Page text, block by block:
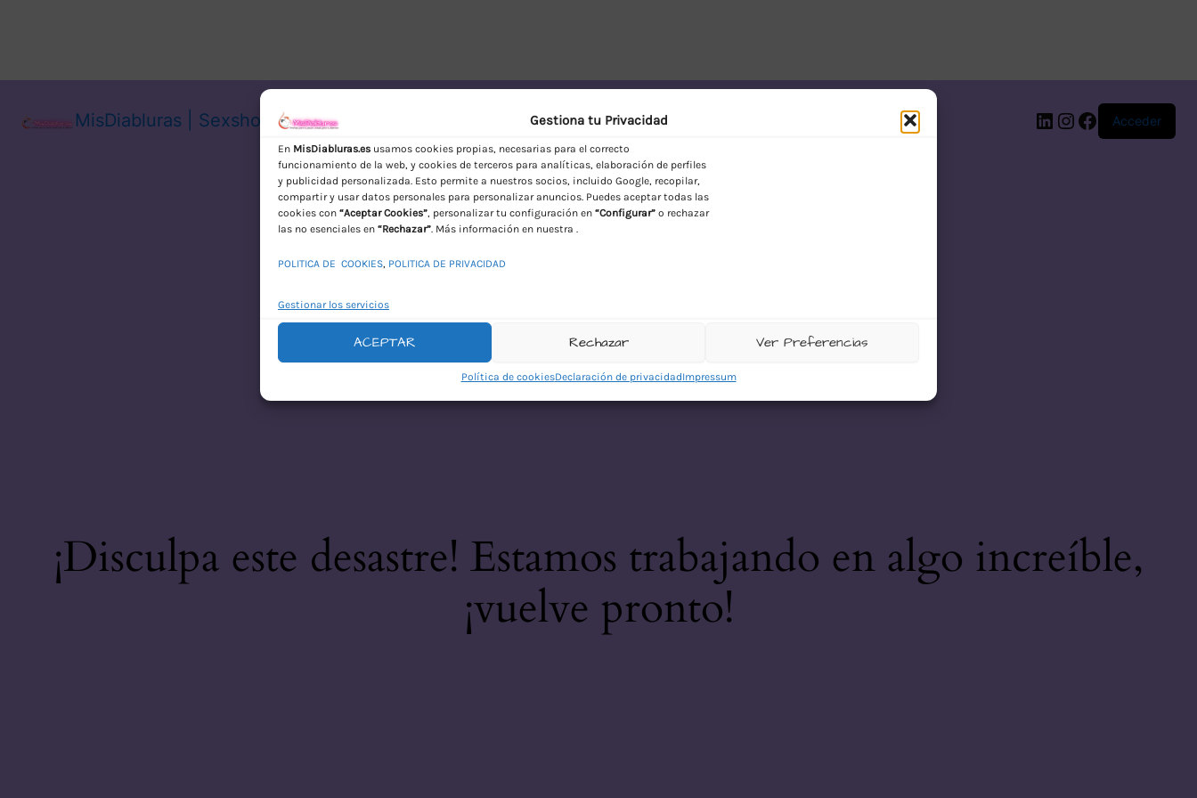
Gestiona tu Privacidad
En MisDiabluras.es usamos cookies propias, necesarias para el correcto
funcionamiento de la web, y cookies de terceros para analíticas, elaboración de perfiles
y publicidad personalizada. Esto permite a nuestros socios, incluido Google, recopilar,
compartir y usar datos personales para personalizar anuncios. Puedes aceptar todas las
cookies con “Aceptar Cookies”, personalizar tu configuración en “Configurar” o rechazar
las no esenciales en “Rechazar”. Más información en nuestra .
POLITICA DE COOKIES, POLITICA DE PRIVACIDAD
Gestionar los servicios
ACEPTAR Rechazar Ver Preferencias
Política de cookiesDeclaración de privacidadImpressum
MisDiabluras | Sexshop Online con Envío Discreto en España
LinkedIn
Instagram
Facebook
Acceder
¡Disculpa este desastre! Estamos trabajando en algo increíble,
¡vuelve pronto!